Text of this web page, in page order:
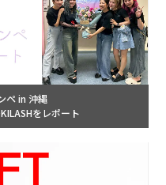
ペ in 沖縄
をレポート